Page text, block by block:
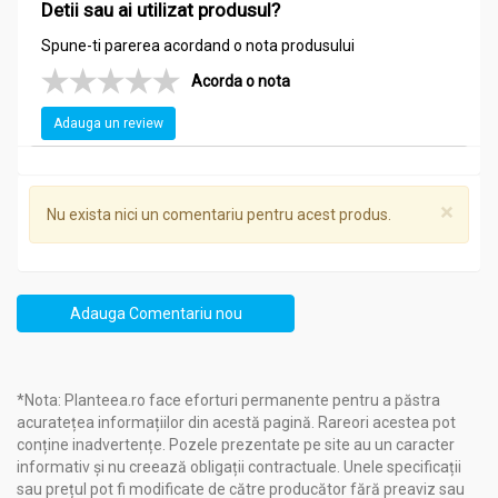
- pentru mentinerea sanatatii mucoasei ano-rectale se fac
de planta;
- pentru mentinerea sanatatii mucoasei vaginale se fac
spalaturi locale cu maceratul sau cu infuzia de planta;
- pentru mentinerea sanatatii parului se clateste parul dupa
baie cu maceratul sau cu infuzia de planta.
Detii sau ai utilizat produsul?
Spune-ti parerea acordand o nota produsului
Acorda o nota
Adauga un review
×
Nu exista nici un comentariu pentru acest produs.
Adauga Comentariu nou
*Nota: Planteea.ro face eforturi permanente pentru a păstra
acuratețea informațiilor din acestă pagină. Rareori acestea pot
conține inadvertențe. Pozele prezentate pe site au un caracter
informativ și nu creează obligații contractuale. Unele specificații
sau prețul pot fi modificate de către producător fără preaviz sau